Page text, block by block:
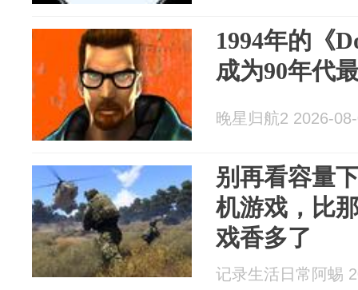
1994年的《
成为90年代
晚星归航2 2026-
别再看容量
机游戏，比
戏香多了
记录生活日常阿蜴